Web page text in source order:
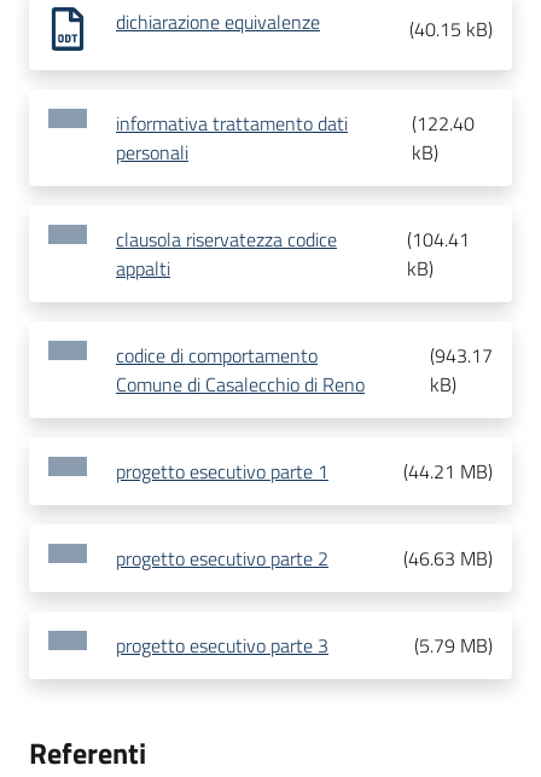
dichiarazione equivalenze (40.15 kB)
informativa trattamento dati
personali
(122.40
kB)
clausola riservatezza codice
appalti
(104.41
kB)
codice di comportamento
Comune di Casalecchio di Reno
(943.17
kB)
progetto esecutivo parte 1 (44.21 MB)
progetto esecutivo parte 2 (46.63 MB)
progetto esecutivo parte 3 (5.79 MB)
Referenti